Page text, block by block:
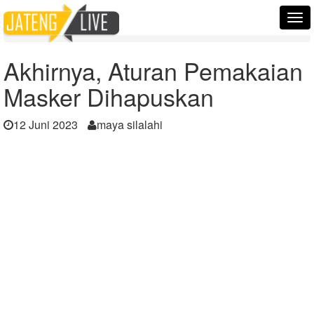
Home
Berita
Akhirnya, Aturan Pemakaian Masker Dihapuskan
Akhirnya, Aturan Pemakaian
Masker Dihapuskan
12 Juni 2023 maya silalahi